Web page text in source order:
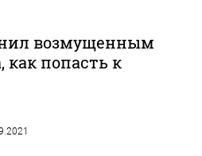
возмущенным
попасть к